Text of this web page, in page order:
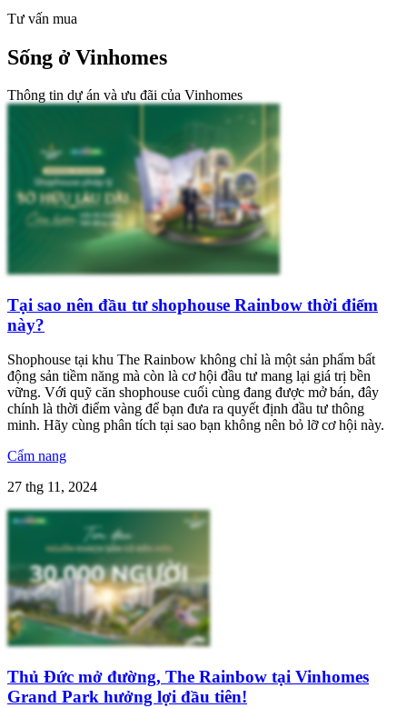
Tư vấn mua
Sống ở Vinhomes
Thông tin dự án và ưu đãi của Vinhomes
Tại sao nên đầu tư shophouse Rainbow thời điểm
này?
Shophouse tại khu The Rainbow không chỉ là một sản phẩm bất
động sản tiềm năng mà còn là cơ hội đầu tư mang lại giá trị bền
vững. Với quỹ căn shophouse cuối cùng đang được mở bán, đây
chính là thời điểm vàng để bạn đưa ra quyết định đầu tư thông
minh. Hãy cùng phân tích tại sao bạn không nên bỏ lỡ cơ hội này.
Cẩm nang
27 thg 11, 2024
Thủ Đức mở đường, The Rainbow tại Vinhomes
Grand Park hưởng lợi đầu tiên!